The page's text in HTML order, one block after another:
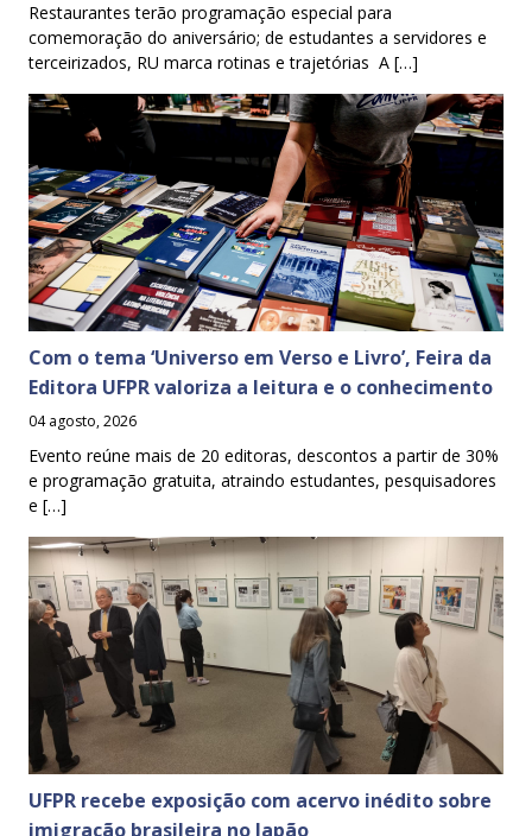
Restaurantes terão programação especial para
comemoração do aniversário; de estudantes a servidores e
terceirizados, RU marca rotinas e trajetórias A […]
Com o tema ‘Universo em Verso e Livro’, Feira da
Editora UFPR valoriza a leitura e o conhecimento
04 agosto, 2026
Evento reúne mais de 20 editoras, descontos a partir de 30%
e programação gratuita, atraindo estudantes, pesquisadores
e […]
UFPR recebe exposição com acervo inédito sobre
imigração brasileira no Japão